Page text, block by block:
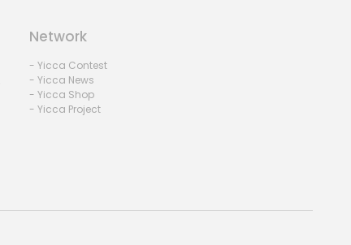
Network
- Yicca Contest
- Yicca News
- Yicca Shop
- Yicca Project